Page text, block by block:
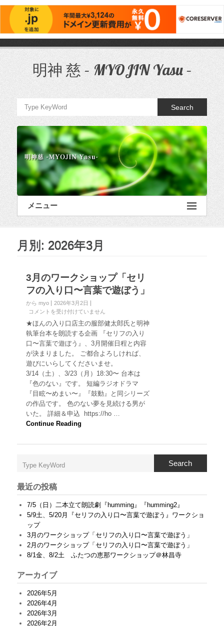
ス
明神 慈 – MYOJIN Yasu –
Search
メニュー
月別: 2026年3月
3月のワークショップ「セリ
フの入り口〜言葉で遊ぼう」
から myo
2026年3月2日
3
月
の
ワ
ー
ク
シ
ョ
ッ
プ
「
セ
リ
フ
〜
葉
で
ぼ
う
」
は
コメントを受け付けていません
★ほんの入り口店主の服部健太郎氏と明神
執筆台本を朗読する企画 『セリフの入り
口〜言葉で遊ぼう』、3月開催日程と内容
が決まりました。 ご都合よろしければ、
遊びにいらしてくださいませ。
3/14（土）、3/23（月）18:30〜 台本は
『色のない』です。 短編ラジオドラマ
『目眩〜めまい〜』『鼓動』と同シリーズ
の作品です。 色のない夢を見続ける男が
いた。 詳細＆申込 https://ho …
Continue Reading
Search
最近の投稿
7/5（日）二本立て朗読劇『humming』『humming2』
5/9土、5/20月『セリフの入り口〜言葉で遊ぼう』ワークショ
ップ
3月のワークショップ「セリフの入り口〜言葉で遊ぼう」
2月のワークショップ「セリフの入り口〜言葉で遊ぼう」
8/1金、8/2土 ふたつの恵那ワークショップ＠林昌寺
アーカイブ
2026年5月
2026年4月
2026年3月
2026年2月